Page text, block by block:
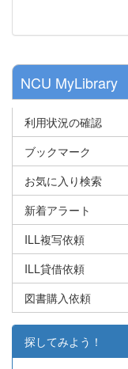
NCU MyLibrary
利用状況の確認
ブックマーク
お気に入り検索
新着アラート
ILL複写依頼
ILL貸借依頼
図書購入依頼
探してみよう！